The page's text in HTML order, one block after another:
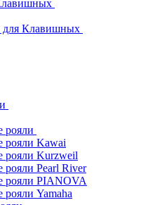
для Клавишных
рояли
Kawai
Kurzweil
Pearl River
рояли PIANOVA
Yamaha